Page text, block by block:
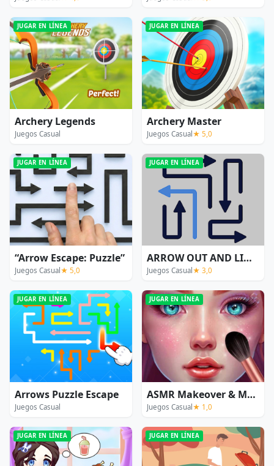
JUGAR EN LÍNEA
Archery Legends
Juegos Casual
JUGAR EN LÍNEA
Archery Master
Juegos Casual ★ 5,0
JUGAR EN LÍNEA
“Arrow Escape: Puzzle”
Juegos Casual ★ 5,0
JUGAR EN LÍNEA
ARROW OUT AND LINKER
Juegos Casual ★ 3,0
JUGAR EN LÍNEA
Arrows Puzzle Escape
Juegos Casual
JUGAR EN LÍNEA
ASMR Makeover & Makeup Studio
Juegos Casual ★ 1,0
JUGAR EN LÍNEA JUGAR EN LÍNEA